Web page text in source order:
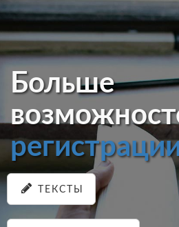
Больше
ТЕКСТЫ